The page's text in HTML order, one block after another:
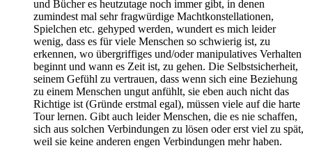
und Bücher es heutzutage noch immer gibt, in denen
zumindest mal sehr fragwürdige Machtkonstellationen,
Spielchen etc. gehyped werden, wundert es mich leider
wenig, dass es für viele Menschen so schwierig ist, zu
erkennen, wo übergriffiges und/oder manipulatives Verhalten
beginnt und wann es Zeit ist, zu gehen. Die Selbstsicherheit,
seinem Gefühl zu vertrauen, dass wenn sich eine Beziehung
zu einem Menschen ungut anfühlt, sie eben auch nicht das
Richtige ist (Gründe erstmal egal), müssen viele auf die harte
Tour lernen. Gibt auch leider Menschen, die es nie schaffen,
sich aus solchen Verbindungen zu lösen oder erst viel zu spät,
weil sie keine anderen engen Verbindungen mehr haben.